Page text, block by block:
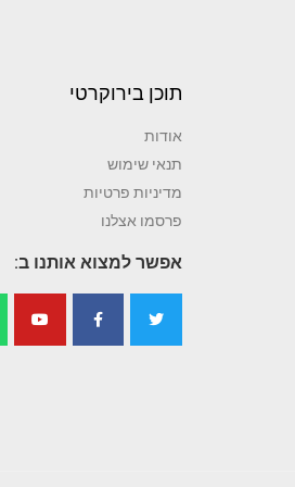
תוכן בירוקרטי
אודות
תנאי שימוש
מדיניות פרטיות
פרסמו אצלנו
אפשר למצוא אותנו ב: